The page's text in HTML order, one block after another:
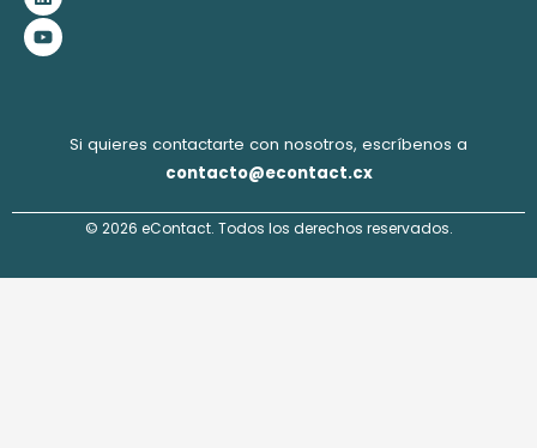
o
k
r
a
m
i
n
e
Si quieres contactarte con nosotros, escríbenos a
contacto@econtact.cx
© 2026 eContact. Todos los derechos reservados.